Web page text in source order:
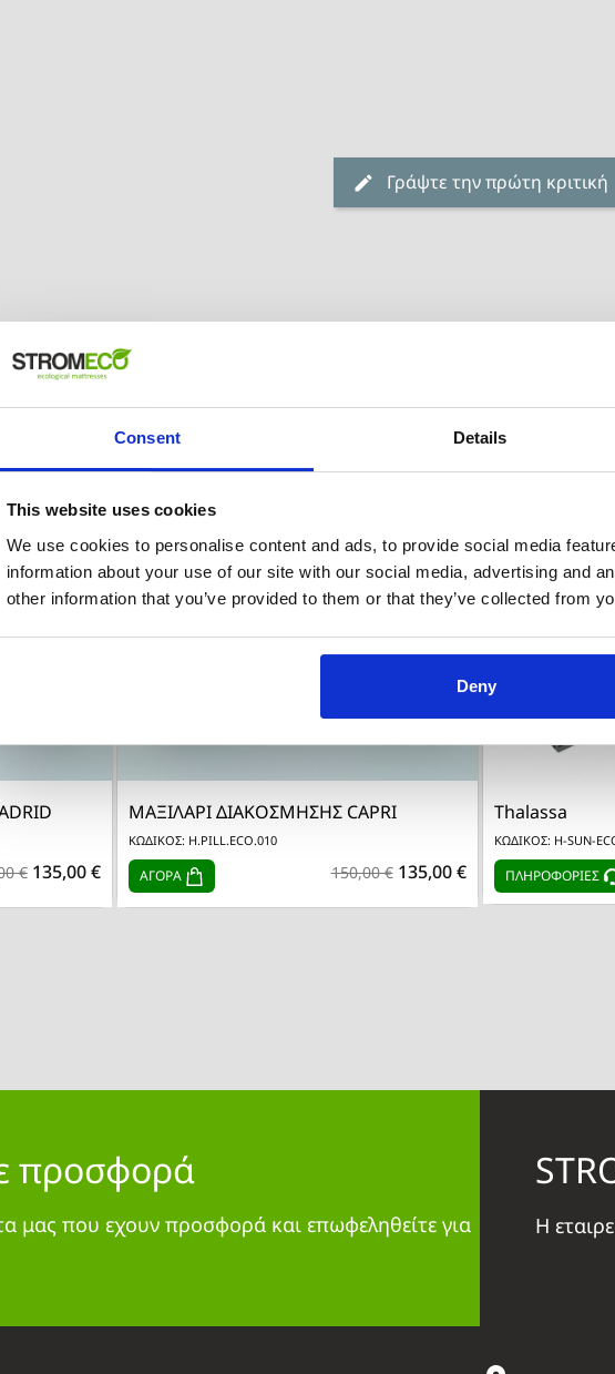
Consent Details
This website uses cookies
We use cookies to personalise content and ads, to provide social media
information about your use of our site with our social media, advertising and
other information that you’ve provided to them or that they’ve collected from
Deny
Γράψτε την πρώτη κριτική
€ 135,00 €
Γρήγορη προβολή
ΜΑΞΙΛΑΡΙ ΔΙΑΚΟΣΜΗΣΗΣ CAPRI
ΚΩΔΙΚΟΣ: H.PILL.ECO.010
ΑΓΟΡΑ 150,00 € 135,00 €
-10%
Thalassa
ΚΩΔΙΚΟΣ: H-SUN-
ΠΛΗΡΟΦΟΡΙΕΣ
προσφορά
μας που εχουν προσφορά και επωφεληθείτε για
Η